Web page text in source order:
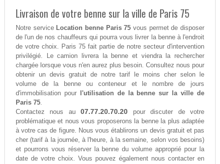
Livraison de votre benne sur la ville de Paris 75
Notre service Location benne Paris 75 vous permet de disposer
de l'un de nos chauffeurs qui pourra vous livrer la benne à l'endroit
de votre choix. Paris 75 fait partie de notre secteur d'intervention
privilégié. Le camion livrera la benne et viendra la rechercher
chargée lorsque vous n'en aurez plus besoin. Consultez nous pour
obtenir un devis gratuit de notre tarif le moins cher selon le
volume de la benne ou conteneur et le nombre de jours
d'immobilisation pour
l'utilisation de la benne sur la ville de
Paris 75.
Contactez nous au07.77.20.70.20 pour discuter de votre
problématique et nous vous proposerons la benne la plus adaptée
à votre cas de figure. Nous vous établirons un devis gratuit et pas
cher (tarif à la journée, à l'heure, à la semaine, selon vos besoins)
et pourrons vous réserver la benne du volume approprié pour la
date de votre choix. Vous pouvez également nous contacter en